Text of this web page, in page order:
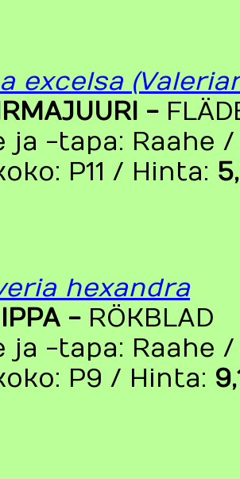
excelsa
-
ja -tapa: Raahe
P11 / Hinta:
hexandra
- RÖKBLAD
ja -tapa: Raahe
P9 / Hinta: